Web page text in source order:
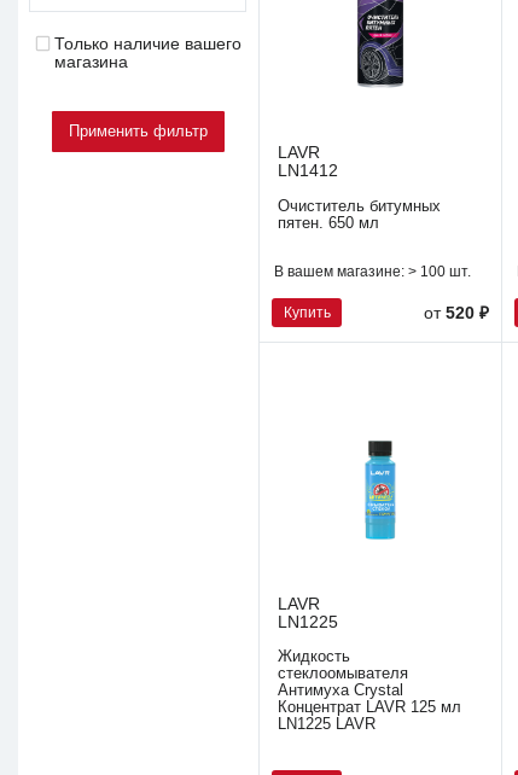
Только наличие вашего
магазина
LAVR
LN1412
Очиститель битумных
пятен. 650 мл
В вашем магазине: > 100 шт.
Купить от520 ₽
LAVR
LN1225
Жидкость
стеклоомывателя
Антимуха Crystal
Концентрат LAVR 125 мл
LN1225 LAVR